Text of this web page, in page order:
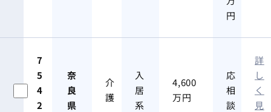
円
7
5
4
2
奈
良
県
介
護
入
居
系
4,600
万円
応
相
談
詳
し
く
見